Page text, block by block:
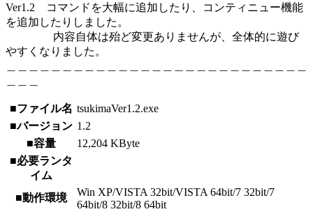
Ver1.2 コマンドを大幅に追加したり、コンティニュー機能
を追加したりしました。
内容自体は殆ど変更ありませんが、全体的に遊び
やすくなりました。
■ファイル名 tsukimaVer1.2.exe
■バージョン 1.2
■容量
12,204 KByte
■必要ランタ
イム
■動作環境
Win XP/VISTA 32bit/VISTA 64bit/7 32bit/7
64bit/8 32bit/8 64bit